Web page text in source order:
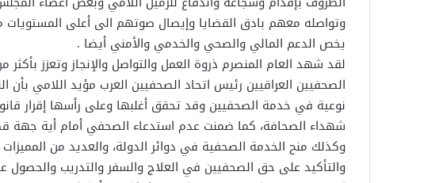
وتواصله معهم بادق القضايا وإيصال صوتهم الى أعلى المستويات
يخص الدعم المالي والصحي والخدمي والأمني أيضا .
لقد شهد العام المنصرم ذروة العمل والتواصل والإنجاز وتعزز
الصحفيين العراقيين رئيس اتحاد الصحفيين العرب مؤيد ‏اللامي
نوعية في خدمة الصحفيين وقد تحقق أغلبها وعلى رأسها إقرار
شهداء الصحافة، كما ضمنت عدم استدعاء الصحفي أمام أية جهة
وكذلك منح الخدمة الصحفية في ‏دوائر الدولة، والعديد من
والتأكيد على حق الصحفيين في العلاج والسفر والتدريب والحصول